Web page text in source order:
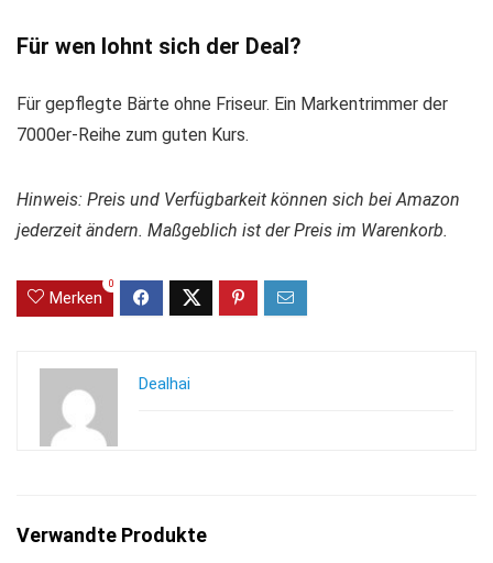
Für wen lohnt sich der Deal?
Für gepflegte Bärte ohne Friseur. Ein Markentrimmer der
7000er-Reihe zum guten Kurs.
Hinweis: Preis und Verfügbarkeit können sich bei Amazon
jederzeit ändern. Maßgeblich ist der Preis im Warenkorb.
Merken
0
Dealhai
Verwandte Produkte